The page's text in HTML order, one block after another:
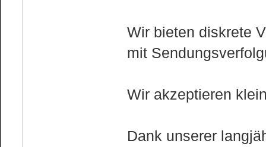
Wir bieten diskrete
mit
Wir akzeptieren
Dank unserer